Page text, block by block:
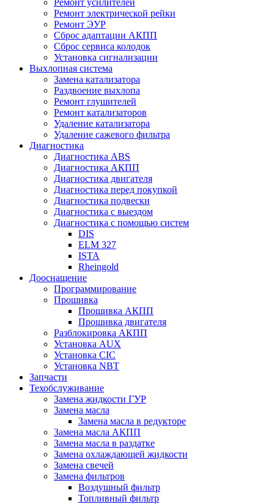
Ремонт электрической рейки
Ремонт ЭУР
Сброс адаптации АКПП
Сброс сервиса колодок
Установка сигнализации
Выхлопная система
Замена катализатора
Раздвоение выхлопа
Ремонт глушителей
Ремонт катализаторов
Удаление катализатора
Удаление сажевого фильтра
Диагностика
Диагностика ABS
Диагностика АКПП
Диагностика двигателя
Диагностика перед покупкой
Диагностика подвески
Диагностика с выездом
Диагностика с помощью систем
DIS
ELM 327
ISTA
Rheingold
Дооснащение
Программирование
Прошивка
Прошивка АКПП
Прошивка двигателя
Разблокировка АКПП
Установка AUX
Установка CIC
Установка NBT
Запчасти
Техобслуживание
Замена жидкости ГУР
Замена масла
Замена масла в редукторе
Замена масла АКПП
Замена масла в раздатке
Замена охлаждающей жидкости
Замена свечей
Замена фильтров
Воздушный фильтр
Топливный фильтр